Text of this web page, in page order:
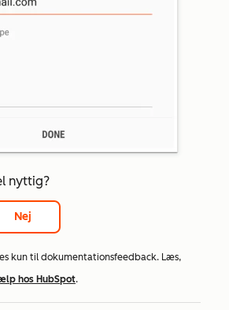
nyttig?
Nej
kun til dokumentationsfeedback. Læs,
hos HubSpot.